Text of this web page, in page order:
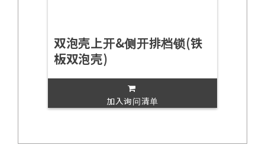
双泡壳上开&侧开排档锁(铁
板双泡壳)
加入询问清单